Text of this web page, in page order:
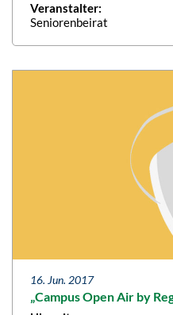
Veranstalter:
Seniorenbeirat
16. Jun. 2017
„Campus Open Air by